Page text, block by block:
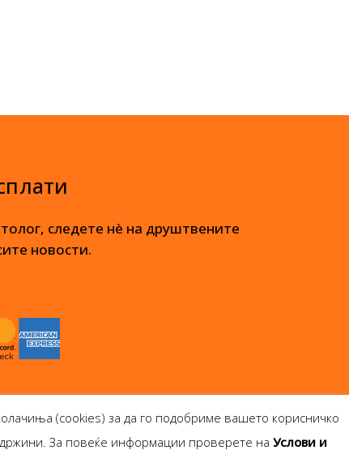
следете нè на друштвените
новости.
(cookies) за да го подобриме вашето корисничко
За повеќе информации проверете на Услови и